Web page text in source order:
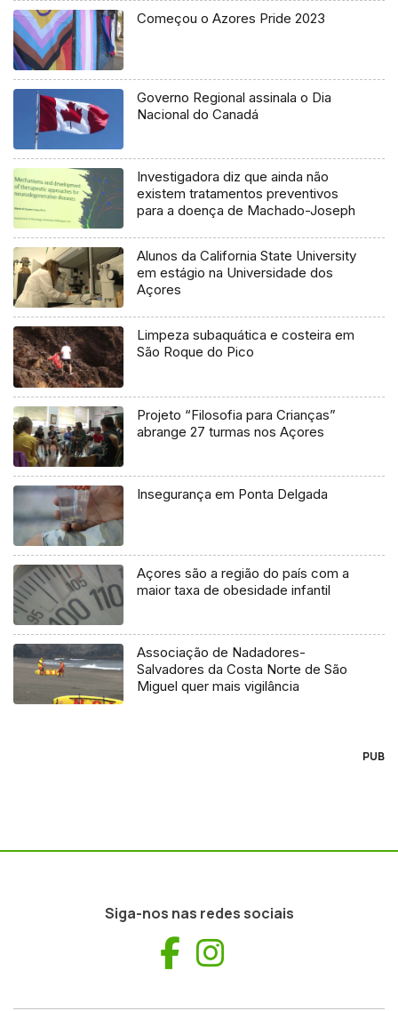
Começou o Azores Pride 2023
Governo Regional assinala o Dia
Nacional do Canadá
Investigadora diz que ainda não
existem tratamentos preventivos
para a doença de Machado-Joseph
Alunos da California State University
em estágio na Universidade dos
Açores
Limpeza subaquática e costeira em
São Roque do Pico
Projeto “Filosofia para Crianças”
abrange 27 turmas nos Açores
Insegurança em Ponta Delgada
Açores são a região do país com a
maior taxa de obesidade infantil
Associação de Nadadores-
Salvadores da Costa Norte de São
Miguel quer mais vigilância
PUB
Siga-nos nas redes sociais
Facebook